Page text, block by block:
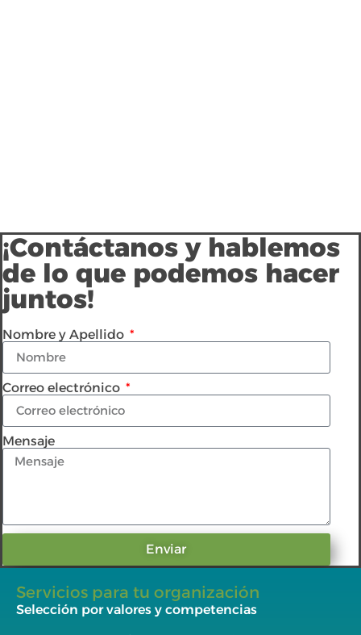
¡Contáctanos y hablemos
de lo que podemos hacer
juntos!
Nombre y Apellido
Correo electrónico
Mensaje
Enviar
Servicios para tu organización
Selección por valores y competencias